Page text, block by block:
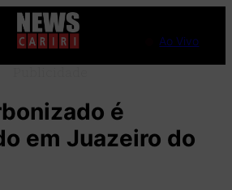
Ao Vivo
é
em Juazeiro do